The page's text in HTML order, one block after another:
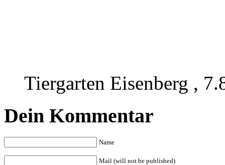
Tiergarten Eisenberg ,
Dein Kommentar
Name
Mail (will not be published)